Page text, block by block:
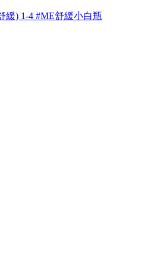
緩) 1-4 #ME舒緩小白瓶